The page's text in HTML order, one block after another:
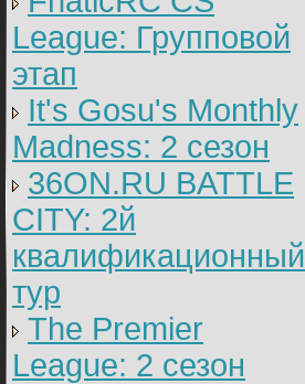
League: Групповой
этап
It's Gosu's Monthly
Madness: 2 сезон
36ON.RU BATTLE
CITY: 2й
квалификационный
тур
The Premier
League: 2 cезон